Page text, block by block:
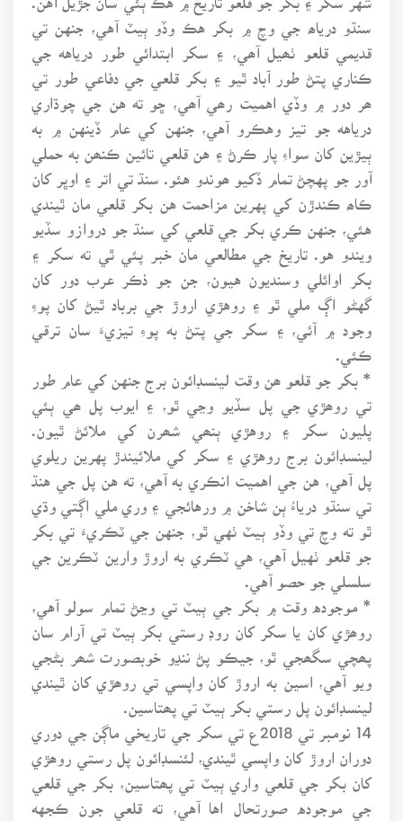
سنڌو درياھ جي وچ ۾ بکر هڪ وڏو ٻيٽ آهي، جنهن تي
قديمي قلعو ٺھيل آھي، ۽ سکر ابتدائي طور درياهه جي
ڪناري پتڻ طور آباد ٿيو ۽ بکر قلعي جي دفاعي طور تي
ھر دور ۾ وڏي اهميت رھي آھي، ڇو ته هن جي چوڌاري
درياهه جو تيز وهڪرو آهي، جنهن کي عام ڏينهن ۾ به
ٻيڙين کان سواءِ پار ڪرڻ ۽ هن قلعي تائين ڪنھن به حملي
آور جو پهچڻ تمام ڏکيو ھوندو هئو. سنڌ تي اتر ۽ اوڀر کان
ڪاھ ڪندڙن کي پهرين مزاحمت هن بکر قلعي مان ٿيندي
هئي، جنهن ڪري بکر جي قلعي کي سنڌ جو دروازو سڏيو
ويندو هو. تاريخ جي مطالعي مان خبر پئي ٿي ته سکر ۽
بکر اوائلي وسنديون هيون، جن جو ذڪر عرب دور کان
گهڻو اڳ ملي ٿو ۽ روهڙي اروڙ جي برباد ٿيڻ کان پوءِ
وجود ۾ آئي، ۽ سکر جي پتڻ به پوءِ تيزيءَ سان ترقي
* بکر جو قلعو ھن وقت لينسڊائون برج جنهن کي عام طور
تي روھڙي جي پل سڏيو وڃي ٿو، ۽ ايوب پل ھي ٻئي
پليون سکر ۽ روهڙي ٻنھي شھرن کي ملائڻ ٿيون.
لينسڊائون برج روهڙي ۽ سکر کي ملائيندڙ پهرين ريلوي
پل آهي، هن جي اهميت انڪري به آهي، ته هن پل جي هنڌ
تي سنڌو درياءُ ٻن شاخن ۾ ورهائجي ۽ وري ملي اڳتي وڌي
ٿو ته وچ تي وڏو ٻيٽ ٺهي ٿو، جنهن جي ٽڪريءَ تي بکر
جو قلعو ٺهيل آهي، هي ٽڪري به اروڙ وارين ٽڪرين جي
سلسلي جو حصو آهي.
* موجوده وقت ۾ بکر جي ٻيٽ تي وڃڻ تمام سولو آهي،
روھڙي کان يا سکر کان روڊ رستي بکر ٻيٽ تي آرام سان
پھچي سگھجي ٿو، جيڪو پڻ ننڍو خوبصورت شھر بڻجي
ويو آهي، اسين به اروڙ کان واپسي تي روھڙي کان ٿيندي
لينسڊائون پل رستي بکر ٻيٽ تي پھتاسين.
14 نومبر تي 2018ع تي سکر جي تاريخي ماڳن جي دوري
دوران اروڙ کان واپسي ٿيندي، لئنسڊائون پل رستي روھڙي
کان بکر جي قلعي واري ٻيٽ تي پھتاسين، بکر جي قلعي
جي موجوده صورتحال اها آهي، ته قلعي جون ڪجهه